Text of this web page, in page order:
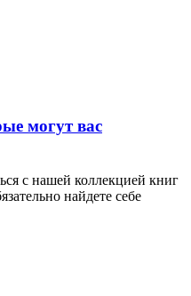
могут вас
с нашей коллекцией книг
найдете себе